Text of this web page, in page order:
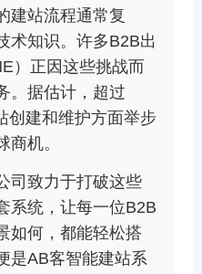
建站流程通常复
术知识。许多B2B出
）正因这些挑战而
。据估计，超过
创建和维护方面举步
机。
司致力于打破这些
系统，让每一位B2B
如何，都能轻松搭
是AB客智能建站系